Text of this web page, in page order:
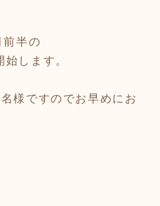
前半の
します。
様ですのでお早めにお